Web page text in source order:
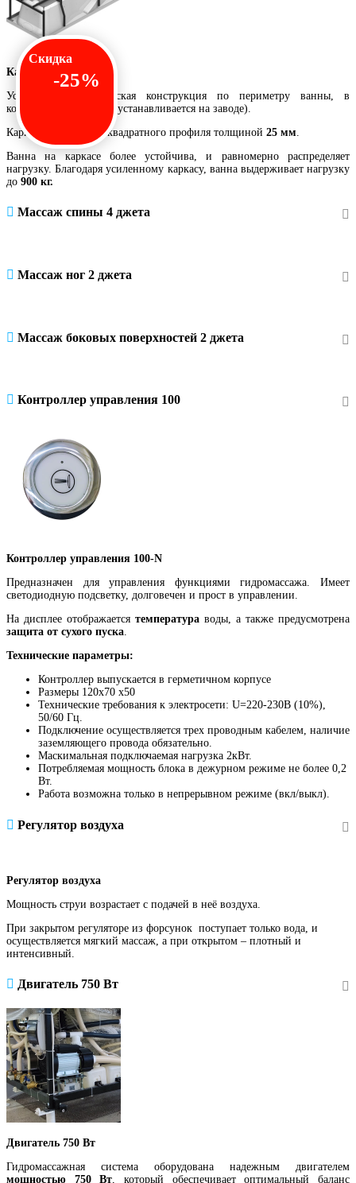
Скидка
-25%
Каркас с ножками.
Усиленная металлическая конструкция по периметру ванны, в
комплекте с ножками (устанавливается на заводе).
Каркас выполнен из квадратного профиля толщиной 25 мм.
Ванна на каркасе более устойчива, и равномерно распределяет
нагрузку. Благодаря усиленному каркасу, ванна выдерживает нагрузку
до 900 кг.
Массаж спины 4 джета
Массаж ног 2 джета
Массаж боковых поверхностей 2 джета
Контроллер управления 100
Контроллер управления 100-N
Предназначен для управления функциями гидромассажа. Имеет
светодиодную подсветку, долговечен и прост в управлении.
На дисплее отображается температура воды, а также предусмотрена
защита от сухого пуска.
Технические параметры:
Контроллер выпускается в герметичном корпусе
Размеры 120х70 х50
Технические требования к электросети: U=220-230В (10%),
50/60 Гц.
Подключение осуществляется трех проводным кабелем, наличие
заземляющего провода обязательно.
Маскимальная подключаемая нагрузка 2кВт.
Потребляемая мощность блока в дежурном режиме не более 0,2
Вт.
Работа возможна только в непрерывном режиме (вкл/выкл).
Регулятор воздуха
Регулятор воздуха
Мощность струи возрастает с подачей в неё воздуха.
При закрытом регуляторе из форсунок поступает только вода, и
осуществляется мягкий массаж, а при открытом – плотный и
интенсивный.
Двигатель 750 Вт
Двигатель 750 Вт
Гидромассажная система оборудована надежным двигателем
мощностью 750 Вт, который обеспечивает оптимальный баланс